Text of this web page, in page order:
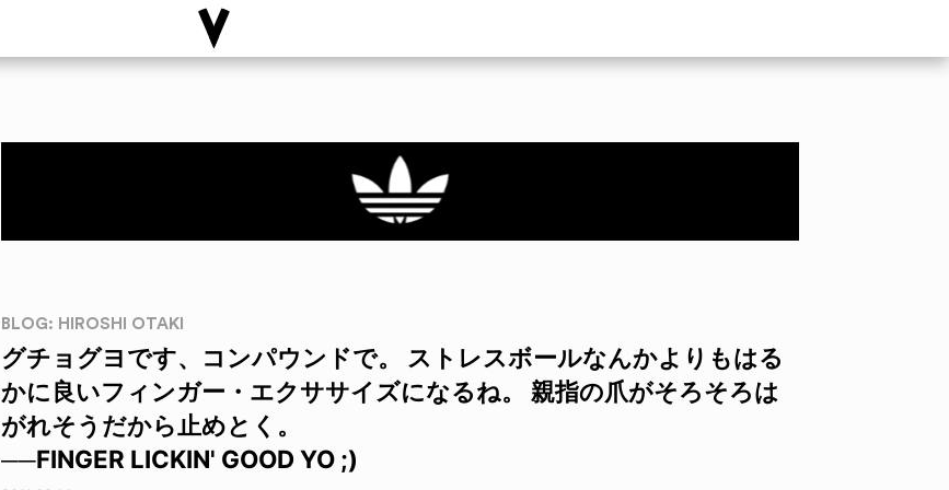
BLOG: HIROSHI OTAKI
グチョグヨです、コンパウンドで。 ストレスボールなんかよりもはる
かに良いフィンガー・エクササイズになるね。 親指の爪がそろそろは
がれそうだから止めとく。
──FINGER LICKIN' GOOD YO ;)